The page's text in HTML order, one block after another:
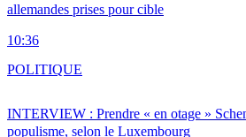
allemandes prises pour cible
10:36
INTERVIEW : Prendre « en otage »
populisme, selon le Luxembourg
POLITIQUE